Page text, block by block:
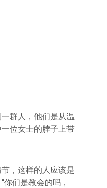
群人，他们是从温
位女士的脖子上带
，这样的人应该是
们是教会的吗，